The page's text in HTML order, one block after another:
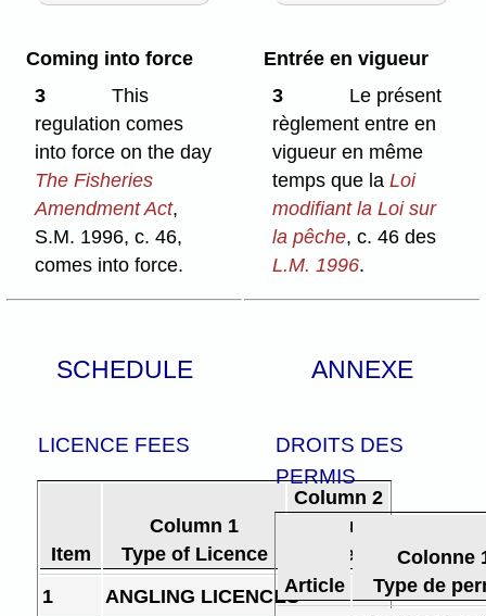
Coming into force
3
This
regulation comes
into force on the day
The Fisheries
Amendment Act,
S.M. 1996, c. 46,
comes into force.
Entrée en vigueur
3
Le présent
règlement entre en
vigueur en même
temps que laLoi
modifiant la Loi sur
la pêche, c. 46 des
L.M. 1996.
SCHEDULE
LICENCE FEES
Item
Column 1
Type of Licence
Column 2
Annual
Fee
1
ANGLING LICENCES
ANNEXE
DROITS DES
PERMIS
Article
Colonne
Type de